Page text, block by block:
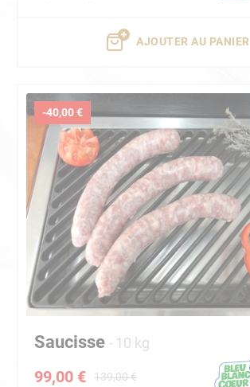
AJOUTER AU PANIER
-40,00 €
Saucisse 10 kg
139,00 €
99,00 €